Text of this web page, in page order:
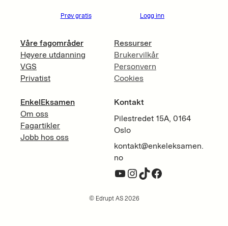
Prøv gratis Logg inn
Våre fagområder
Høyere utdanning
VGS
Privatist
EnkelEksamen
Om oss
Fagartikler
Jobb hos oss
Ressurser
Brukervilkår
Personvern
Cookies
Kontakt
Pilestredet 15A, 0164
Oslo
kontakt@enkeleksamen.
no
YouTube InstagramTikTok Facebook
© Edrupt AS 2026